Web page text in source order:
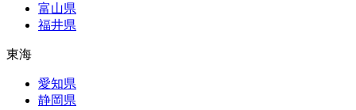
富山県
福井県
東海
愛知県
静岡県